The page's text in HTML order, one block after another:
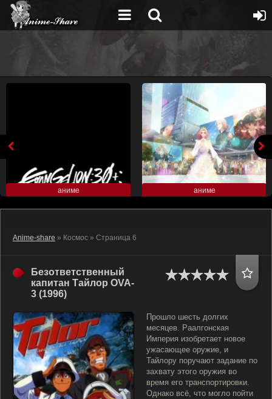
аниме аниме
Anime-share » Космос » Страница 6
Безответственный
капитан Тайлор OVA-
3 (1996)
Прошло шесть долгих
месяцев. Раалгонская
Империя изобретает новое
ужасающее оружие, и
Тайлору поручают задание по
захвату этого оружия во
время его транспортировки.
Однако всё, что могло пойти